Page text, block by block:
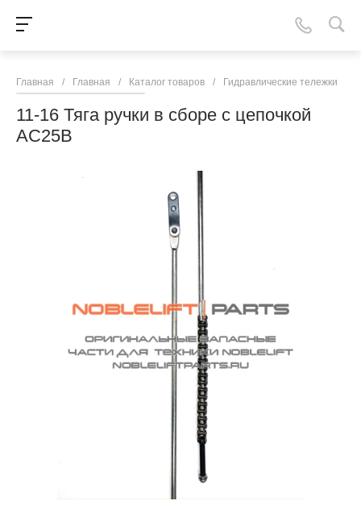
Главная / Главная / Каталог товаров / Гидравлические тележки
11-16 Тяга ручки в сборе с цепочкой
AC25B